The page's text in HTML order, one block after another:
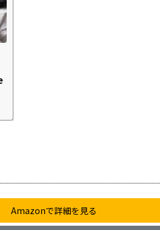
Amazonで詳細を見る